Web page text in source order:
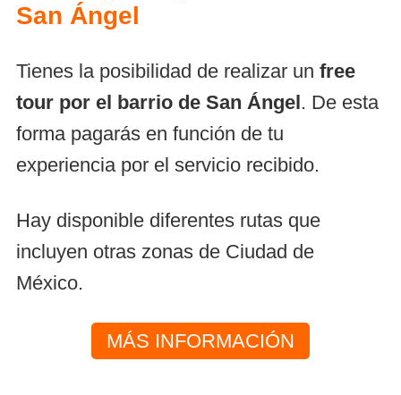
San Ángel
Tienes la posibilidad de realizar un free
tour por el barrio de San Ángel. De esta
forma pagarás en función de tu
experiencia por el servicio recibido.
Hay disponible diferentes rutas que
incluyen otras zonas de Ciudad de
México.
MÁS INFORMACIÓN